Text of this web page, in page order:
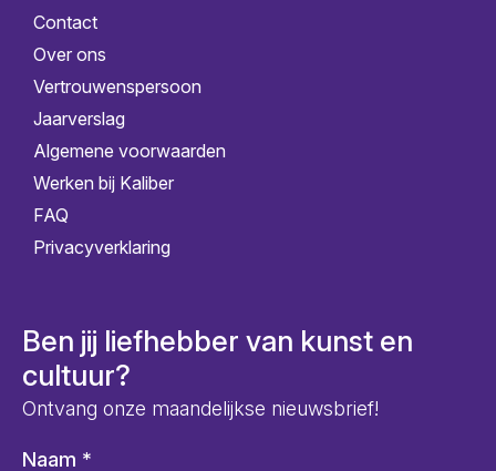
Contact
Over ons
Vertrouwenspersoon
Jaarverslag
Algemene voorwaarden
Werken bij Kaliber
FAQ
Privacyverklaring
Ben jij liefhebber van kunst en
cultuur?
Ontvang onze maandelijkse nieuwsbrief!
Naam *